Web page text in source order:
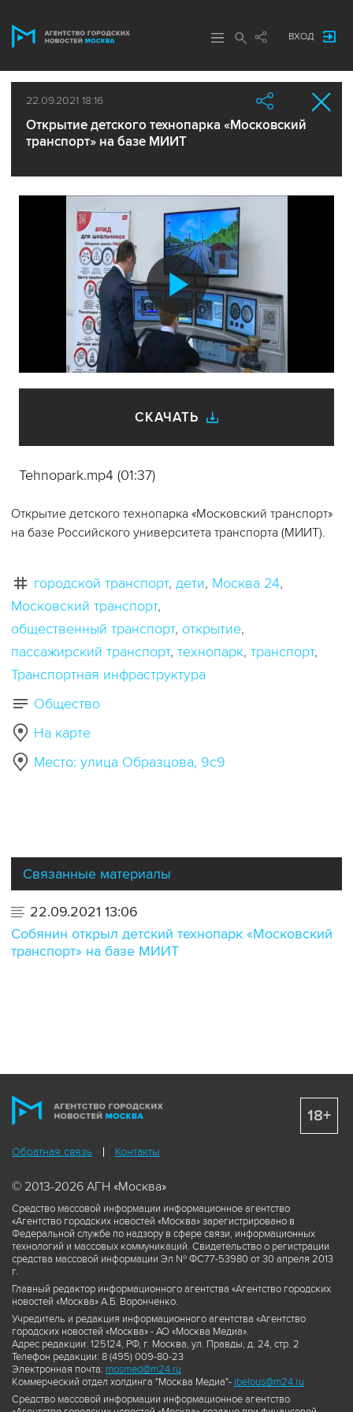
ВХОД
22.09.2021 18:16
Открытие детского техно­парка «Московский
транспорт» на базе МИИТ
видео
СКАЧАТЬ
Tehnopark.mp4 (01:37)
Открытие детского техно­парка «Московский транспорт»
на базе Российского университета транспорта (МИИТ).
городской транспорт дети Москва 24
Московский транспорт
общественный транспорт открытие
пассажирский транспорт технопарк транспорт
Транспортная инфраструктура
Общество
На карте
Место: улица Образцова, 9с9
Связанные материалы
22.09.2021 13:06
Собянин открыл детский технопарк «Московский
транспорт» на базе МИИТ
Обратная связь Контакты
© 2013-2026 АГН «Москва»
Средство массовой информации информационное агентство
«Агентство городских новостей «Москва» зарегистрировано в
Федеральной службе по надзору в сфере связи, информационных
технологий и массовых коммуникаций. Свидетельство о регистрации
средства массовой информации Эл № ФС77-53980 от 30 апреля 2013
г.
Главный редактор информационного агентства «Агентство городских
новостей «Москва» А.Б. Воронченко.
Учредитель и редакция информационного агентства «Агентство
городских новостей «Москва» - АО «Москва Медиа».
Адрес редакции: 125124, РФ, г. Москва, ул. Правды, д. 24, стр. 2
Телефон редакции: 8 (495) 009-80-23
Электронная почта: mosmed@m24.ru
Коммерческий отдел холдинга "Москва Медиа"- ibelous@m24.ru
Средство массовой информации информационное агентство
18+